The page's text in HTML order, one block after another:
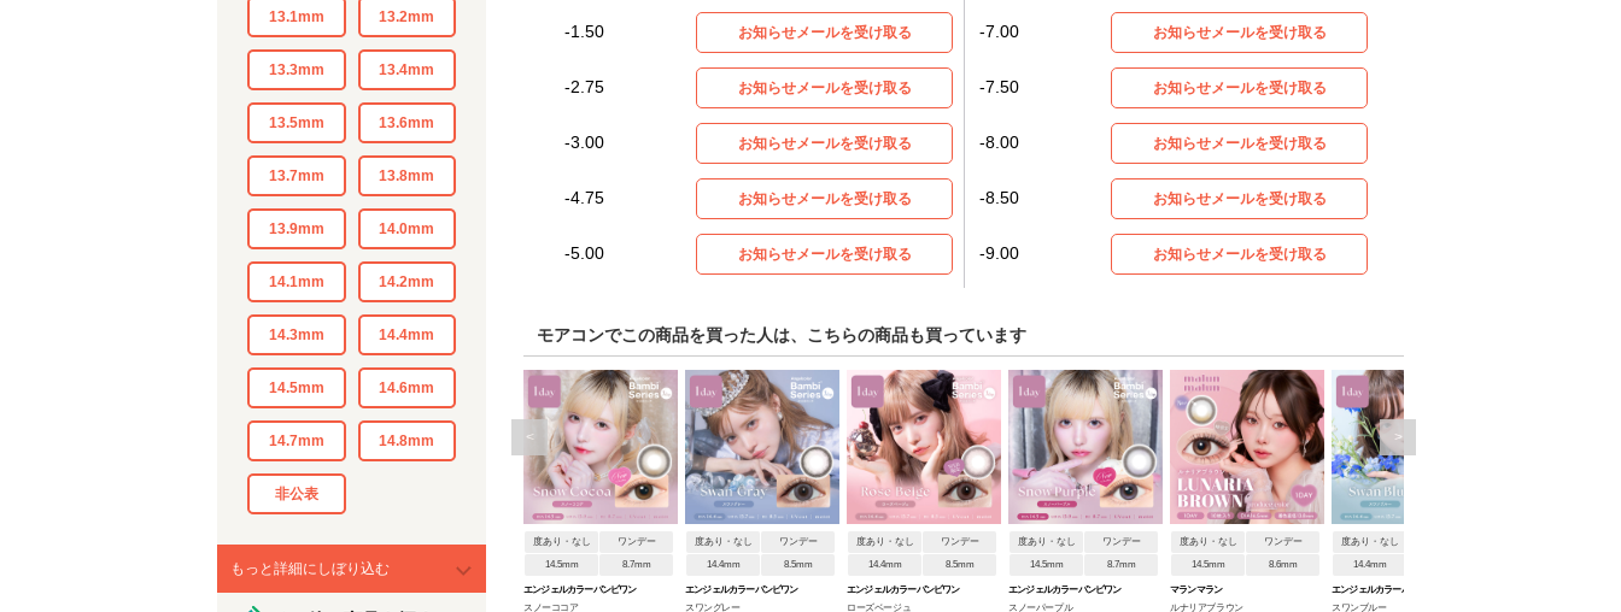
13.1mm 13.2mm
13.3mm 13.4mm
13.5mm 13.6mm
13.7mm 13.8mm
13.9mm 14.0mm
14.1mm 14.2mm
14.3mm 14.4mm
14.5mm 14.6mm
14.7mm 14.8mm
非公表
もっと詳細にしぼり込む
-1.50 お知らせメールを受け取る
-2.75 お知らせメールを受け取る
-3.00 お知らせメールを受け取る
-4.75 お知らせメールを受け取る
-5.00 お知らせメールを受け取る
-7.00 お知らせメールを受け取る
-7.50 お知らせメールを受け取る
-8.00 お知らせメールを受け取る
-8.50 お知らせメールを受け取る
-9.00 お知らせメールを受け取る
モアコンでこの商品を買った人は、こちらの商品も買っています
度あり・なし ワンデー
14.5mm 8.7mm
エンジェルカラーバンビワン
スノーココア
度あり・なし ワンデー
14.4mm 8.5mm
エンジェルカラーバンビワン
スワングレー
度あり・なし ワンデー
14.4mm 8.5mm
エンジェルカラーバンビワン
ローズベージュ
度あり・なし ワンデー
14.5mm 8.7mm
エンジェルカラーバンビワン
スノーパープル
度あり・なし ワンデー
14.5mm 8.6mm
マランマラン
ルナリアブラウン
度あり・なし
14.4mm
エンジェルカラーバンビワン
スワンブルー
< >